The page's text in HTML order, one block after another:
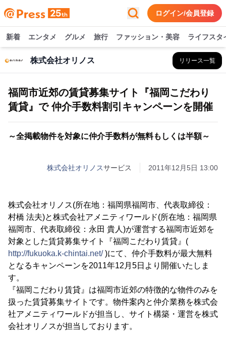
ログイン/会員登録
新着 エンタメ グルメ 旅行 ファッション・美容 ライフスタ
株式会社オリノス リリース一覧
福岡市近郊の賃貸募集サイト『福岡こだわり
賃貸』で 仲介手数料割引キャンペーンを開催
～全掲載物件を対象に仲介手数料が無料もしくは半額～
株式会社オリノスサービス 2011年12月5日 13:00
株式会社オリノス(所在地：福岡県福岡市、代表取締役：
村橋 法夫)と株式会社アメニティワールド(所在地：福岡県
福岡市、代表取締役：永田 貴人)が運営する福岡市近郊を
対象とした賃貸募集サイト『福岡こだわり賃貸』(
http://fukuoka.k-chintai.net/)にて、仲介手数料が最大無料
となるキャンペーンを2011年12月5日より開催いたしま
す。
『福岡こだわり賃貸』は福岡市近郊の特徴的な物件のみを
扱った賃貸募集サイトです。物件案内と仲介業務を株式会
社アメニティワールドが担当し、サイト構築・運営を株式
会社オリノスが担当しております。